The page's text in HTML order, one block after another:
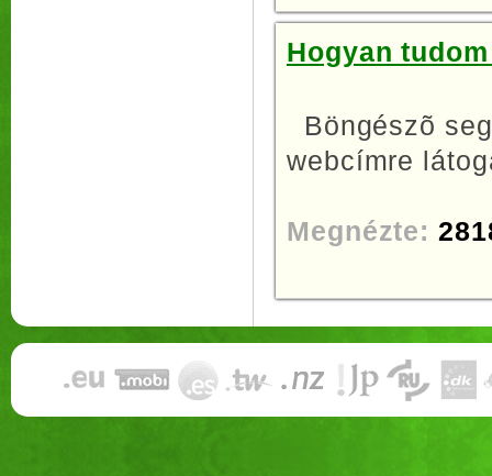
Hogyan
Böngészõ
webcímre
Megnézte: